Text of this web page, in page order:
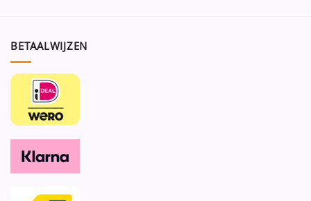
BETAALWIJZEN